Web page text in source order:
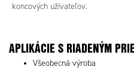
koncových užívateľov.
APLIKÁCIE S RIADENÝM
Všeobecná výroba